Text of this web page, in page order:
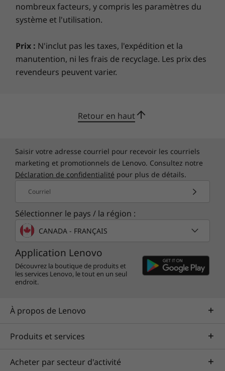
nombreux facteurs, y compris les paramètres du
système et l'utilisation.
Prix : N'inclut pas les taxes, l'expédition et la
manutention, ni les frais de recyclage. Les prix des
revendeurs peuvent varier.
Retour en haut
Saisir votre adresse courriel pour recevoir les courriels
marketing et promotionnels de Lenovo. Consultez notre
Déclaration de confidentialité pour plus de détails.
Courriel
Sélectionner le pays / la région :
CANADA - FRANÇAIS
Application Lenovo
Découvrez la boutique de produits et
les services Lenovo, le tout en un seul
endroit.
À propos de Lenovo
Produits et services
Acheter par secteur d'activité